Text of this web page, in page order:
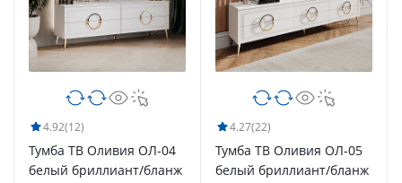
4.92(12)
Тумба ТВ Оливия ОЛ-04
белый бриллиант/бланж
4.27(22)
Тумба ТВ Оливия ОЛ-05
белый бриллиант/бланж